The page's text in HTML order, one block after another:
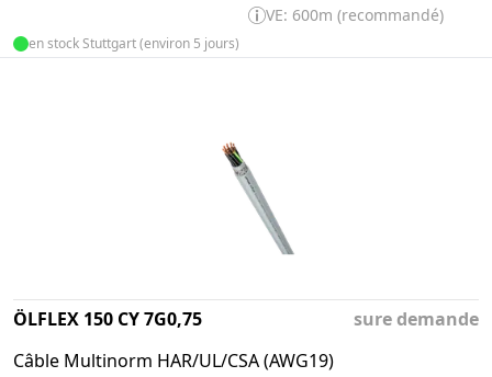
VE: 600m (recommandé)
en stock Stuttgart (environ 5 jours)
ÖLFLEX 150 CY 7G0,75
Câble Multinorm HAR/UL/CSA (AWG19)
sure demande